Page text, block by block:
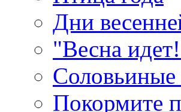
Дни
"Весна
Соловьиные
Покормите